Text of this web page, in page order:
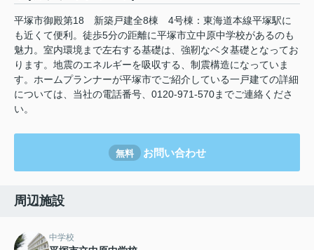
平塚市御殿第18 新築戸建全8棟 4号棟：東海道本線平塚駅に
も近くて便利。徒歩5分の距離に平塚市立中原中学校があるのも
魅力。室内環境まで左右する基礎は、強靭なベタ基礎となってお
ります。地震のエネルギーを吸収する、制震構造になっていま
す。ホームプランナーが平塚市でご紹介している一戸建ての詳細
については、当社の電話番号、0120-971-570までご連絡くださ
い。
無料 お問い合わせ
周辺施設
中学校